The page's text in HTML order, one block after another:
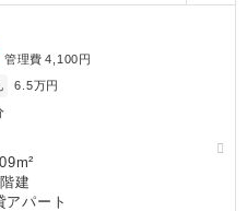
管理費 4,100円
6.5万円
建
アパート